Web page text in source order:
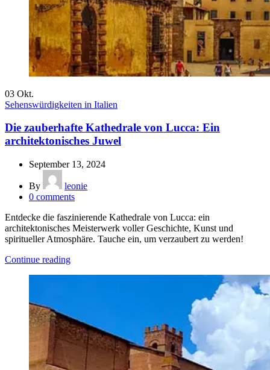
03 Okt.
Sehenswürdigkeiten in Italien
Die zauberhafte Kathedrale von Lucca: Ein
architektonisches Juwel
September 13, 2024
By
leonie
0 comments
Entdecke die faszinierende Kathedrale von Lucca: ein
architektonisches Meisterwerk voller Geschichte, Kunst und
spiritueller Atmosphäre. Tauche ein, um verzaubert zu werden!
Continue reading